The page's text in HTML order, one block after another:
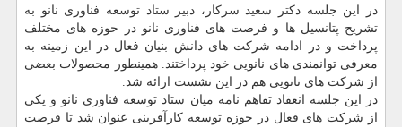
در این جلسه دكتر سعید سركار، دبیر ستاد توسعه فناوری نانو به
تشریح پتانسیل ها و فرصت های فناوری نانو در حوزه های مختلف
پرداخت و در ادامه شركت های دانش بنیان فعال در این زمینه به
معرفی توانمندی های نانویی خود پرداختند. همینطور محصولات بعضی
از شركت های نانویی هم در این نشست ارائه شد.
در این جلسه انعقاد تفاهم نامه میان ستاد توسعه فناوری نانو و یكی
از شركت های فعال در حوزه توسعه كارآفرینی عنوان شد تا فرصت